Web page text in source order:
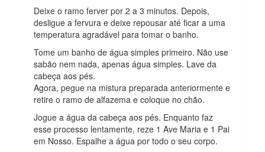
Deixe o ramo ferver por 2 a 3 minutos. Depois,
desligue a fervura e deixe repousar até ficar a uma
temperatura agradável para tomar o banho.
Tome um banho de água simples primeiro. Não use
sabão nem nada, apenas água simples. Lave da
cabeça aos pés.
Agora, pegue na mistura preparada anteriormente e
retire o ramo de alfazema e coloque no chão.
Jogue a água da cabeça aos pés. Enquanto faz
esse processo lentamente, reze 1 Ave Maria e 1 Pai
em Nosso. Espalhe a água por todo o seu corpo.